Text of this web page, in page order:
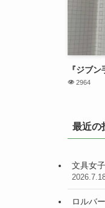
『ジブ
2964
最近の
文具女
ロルバ